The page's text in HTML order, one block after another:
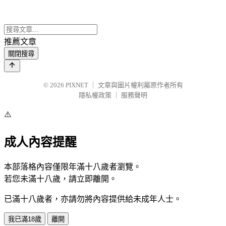
推薦文章
關閉搜尋
© 2026 PIXNET
文章與圖片權利屬原作者所有
隱私權政策
服務聲明
⚠️
成人內容提醒
本部落格內容僅限年滿十八歲者瀏覽。
若您未滿十八歲，請立即離開。
已滿十八歲者，亦請勿將內容提供給未成年人士。
我已滿18歲 離開